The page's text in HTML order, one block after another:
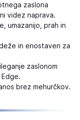
zaslona
videz naprava.
umazanijo, prah in
in enostaven za
zaslonom
Edge.
brez mehurčkov.